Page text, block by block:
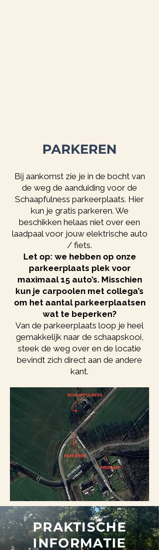
PARKEREN
Bij aankomst zie je in de bocht van
de weg de aanduiding voor de
Schaapfulness parkeerplaats. Hier
kun je gratis parkeren. We
beschikken helaas niet over een
laadpaal voor jouw elektrische auto
/ fiets.
Let op: we hebben op onze
parkeerplaats plek voor
maximaal 15 auto’s. Misschien
kun je carpoolen met collega’s
om het aantal parkeerplaatsen
wat te beperken?
Van de parkeerplaats loop je heel
gemakkelijk naar de schaapskooi,
steek de weg over en de locatie
bevindt zich direct aan de andere
kant.
PRAKTISCHE
INFORMATIE